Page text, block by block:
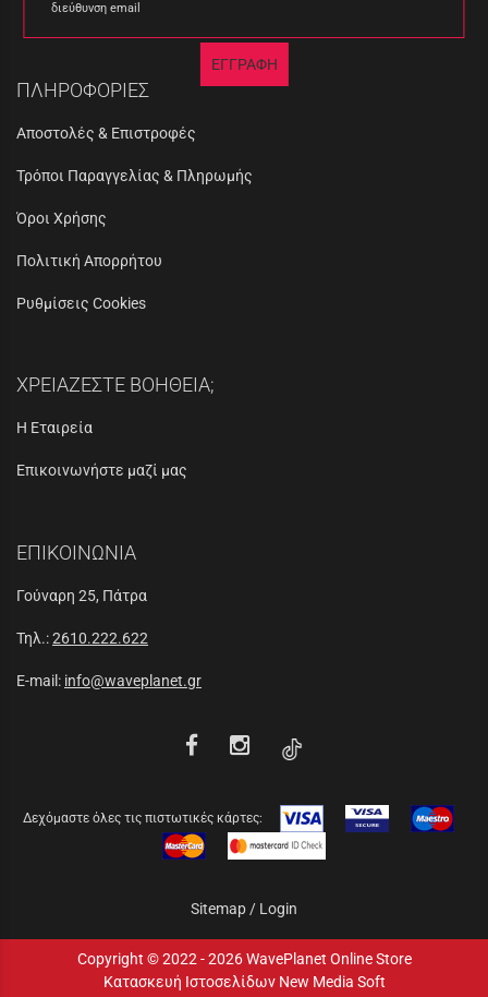
διεύθυνση email
ΕΓΓΡΑΦΗ
ΠΛΗΡΟΦΟΡΙΕΣ
Αποστολές & Επιστροφές
Τρόποι Παραγγελίας & Πληρωμής
Όροι Χρήσης
Πολιτική Απορρήτου
Ρυθμίσεις Cookies
ΧΡΕΙΑΖΕΣΤΕ ΒΟΗΘΕΙΑ;
Η Εταιρεία
Επικοινωνήστε μαζί μας
ΕΠΙΚΟΙΝΩΝΙΑ
Γούναρη 25, Πάτρα
Τηλ.:2610.222.622
E-mail: info@waveplanet.gr
Δεχόμαστε όλες τις πιστωτικές κάρτες:
Sitemap / Login
Copyright © 2022 - 2026 WavePlanet Online Store
Κατασκευή Ιστοσελίδων New Media Soft